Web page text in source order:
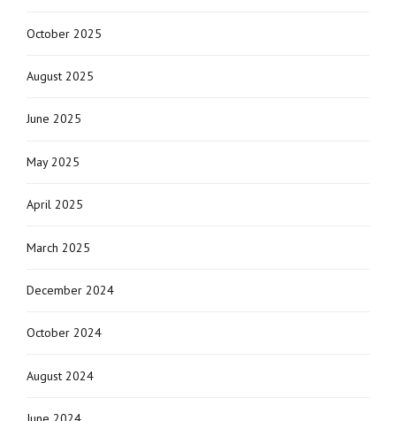
October 2025
August 2025
June 2025
May 2025
April 2025
March 2025
December 2024
October 2024
August 2024